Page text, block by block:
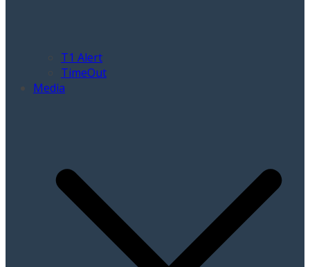
T1 Alert
TimeOut
Media